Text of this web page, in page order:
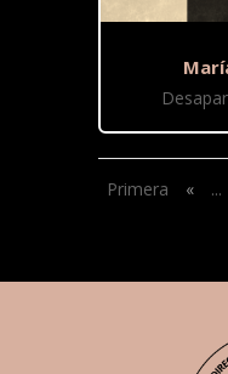
Primera « ...